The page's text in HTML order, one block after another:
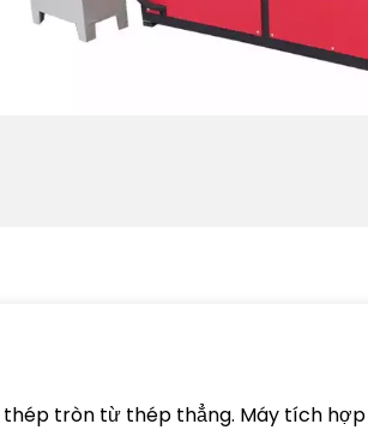
tròn từ thép thẳng. Máy tích hợp